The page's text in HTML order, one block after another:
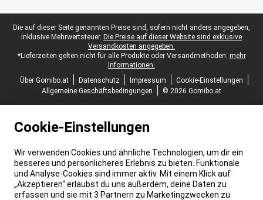
Juristische Fußzeile
Die auf dieser Seite genannten Preise sind, sofern nicht anders angegeben,
inklusive Mehrwertsteuer. Die Preise auf dieser Website sind exklusive
Versandkosten angegeben.
*Lieferzeiten gelten nicht für alle Produkte oder Versandmethoden: mehr
Informationen.
Über Gomibo.at
Datenschutz Impressum
Cookie-Einstellungen
Allgemeine Geschäftsbedingungen
© 2026 Gomibo.at
Cookie-Einstellungen
Wir verwenden Cookies und ähnliche Technologien, um dir ein
besseres und persönlicheres Erlebnis zu bieten. Funktionale
und Analyse-Cookies sind immer aktiv. Mit einem Klick auf
„Akzeptieren“ erlaubst du uns außerdem, deine Daten zu
erfassen und sie mit 3 Partnern zu Marketingzwecken zu